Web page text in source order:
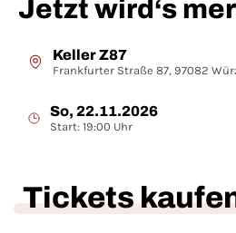
Jetzt wird‘s
Keller Z87
Frankfurter Straße 87, 97082
So, 22.11.2026
Start: 19:00 Uhr
Tickets